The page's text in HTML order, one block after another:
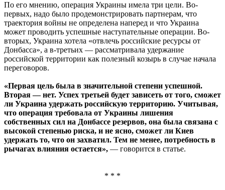
По его мнению, операция Украины имела три цели. Во-
первых, надо было продемонстрировать партнерам, что
траектория войны не определена наперед и что Украина
может проводить успешные наступательные операции. Во-
вторых, Украина хотела «отвлечь российские ресурсы от
Донбасса», а в-третьих — рассматривала удержание
российской территории как полезный козырь в случае начала
переговоров.
«Первая цель была в значительной степени успешной.
Вторая — нет. Успех третьей будет зависеть от того, сможет
ли Украина удержать российскую территорию. Учитывая,
что операция требовала от Украины лишения
собственных сил на Донбассе резервов, она была связана с
высокой степенью риска, и не ясно, сможет ли Киев
удержать то, что он захватил. Тем не менее, потребность в
рычагах влияния остается», — говорится в статье.
* * *